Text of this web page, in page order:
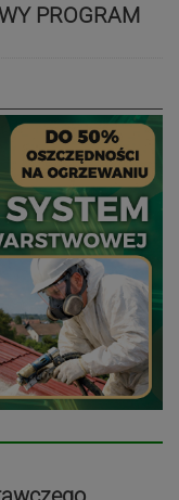
PROGRAM